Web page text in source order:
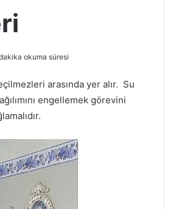
okuma süresi
arasında yer alır. Su
engellemek görevini